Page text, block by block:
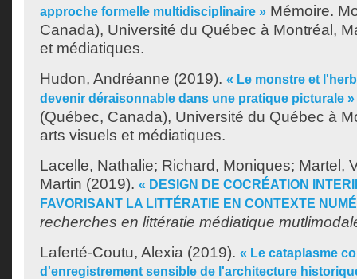
approche formelle multidisciplinaire » Mémoire.
Canada), Université du Québec à Montréal,
et médiatiques.
Hudon, Andréanne (2019). « Le monstre et
devenir déraisonnable dans une pratique picturale »
(Québec, Canada), Université du Québec à
arts visuels et médiatiques.
Lacelle, Nathalie; Richard, Moniques; Martel,
Martin (2019). « DESIGN DE COCRÉATION
FAVORISANT LA LITTÉRATIE EN CONTEXTE
recherches en littératie médiatique
Laferté-Coutu, Alexia (2019). « Le cataplasme
d'enregistrement sensible de l'architecture